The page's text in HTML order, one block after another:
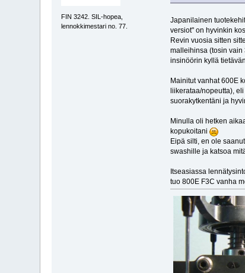
FIN 3242. SIL-hopea,
lennokkimestari no. 77.
Japanilainen
versiot" on hyvinkin
Revin vuosia sitten
malleihinsa (tosin vain
insinöörin kyllä tietävän
Mainitut vanhat 600E
liikerataa/nopeutta),
suorakytkentäni ja
Minulla oli hetken
kopukoitani
Eipä silti, en ole
swashille ja katsoa
Itseasiassa
tuo 800E F3C vanha